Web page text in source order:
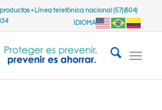
• Línea telefónica nacional (57) (604)
IDIOMA